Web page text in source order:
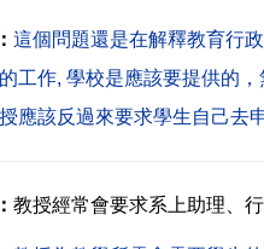
這個問題還是在解釋教育行
工作, 學校是應該要提供的
應該反過來要求學生自己去
教授經常會要求系上助理、